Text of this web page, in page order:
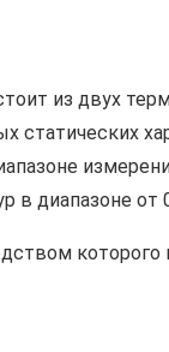
из двух
статических
в диапазоне от
которого